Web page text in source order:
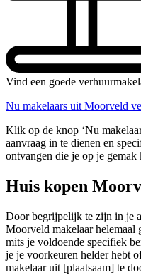
Vind een goede
Nu makelaars uit Moorveld
Klik op de knop ‘Nu
aanvraag in te dienen en
ontvangen die je op je
Huis kopen
Door begrijpelijk te zijn in je
Moorveld makelaar helemaal
mits je voldoende specifiek
je je voorkeuren helder hebt
makelaar uit [plaatsaam] te